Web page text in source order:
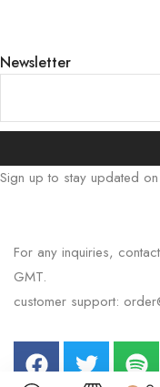
Newsletter
Sign up to stay updated
For any inquiries,
GMT.
customer support: